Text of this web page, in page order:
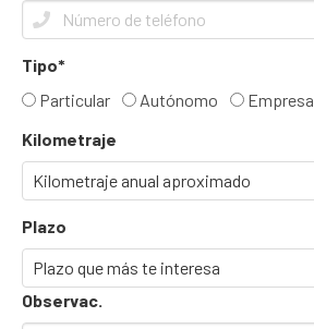
Tipo*
Particular
Autónomo
Empresa
Kilometraje
Plazo
Observac.